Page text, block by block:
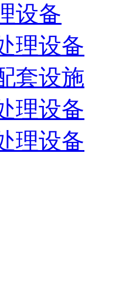
设备
理设备
套设施
理设备
理设备